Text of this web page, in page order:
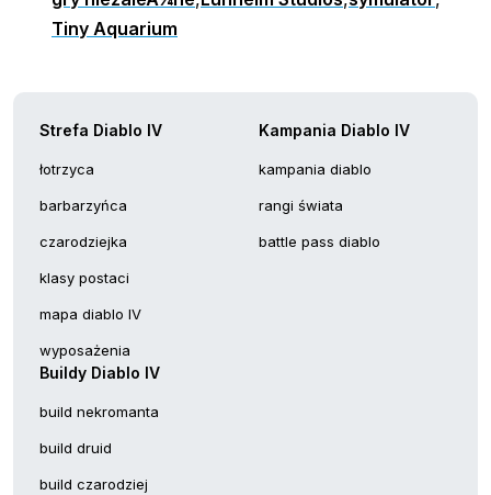
Tiny Aquarium
Strefa Diablo IV
łotrzyca
barbarzyńca
czarodziejka
klasy postaci
mapa diablo IV
wyposażenia
Kampania Diablo IV
kampania diablo
rangi świata
battle pass diablo
Buildy Diablo IV
build nekromanta
build druid
build czarodziej